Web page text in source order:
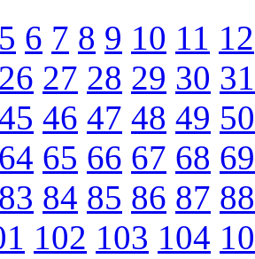
5 6 7 8 9 10 11 12
26 27 28 29 30 31
46 47 48 49 50
64 65 66 67 68 69
83 84 85 86 87 88
102 103 104